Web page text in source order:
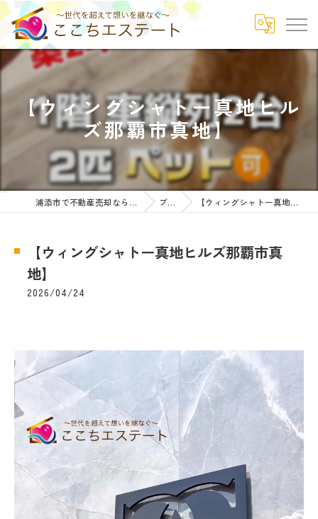
【ウィングシャトー真地ヒル
ズ那覇市真地】
浦添市で不動産売却ならここちエステート ブログ 【ウィングシャトー真地ヒルズ那覇市真地】
【ウィングシャトー真地ヒルズ那覇市真
地】
2026/04/24